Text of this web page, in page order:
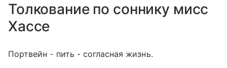
Толкование по соннику мисс
Хассе
Портвейн - пить - согласная жизнь.